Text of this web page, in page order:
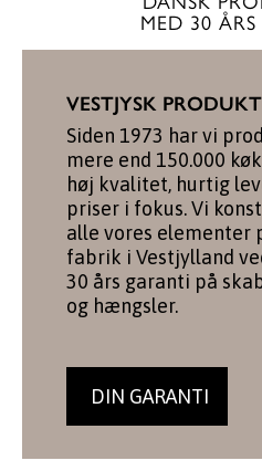
MED 30
VESTJYSK
Siden 1973 har vi
mere end 150.000
høj kvalitet, hurtig
priser i fokus. Vi
alle vores elementer
fabrik i Vestjylland
30 års garanti på
og hængsler.
DIN GARANTI